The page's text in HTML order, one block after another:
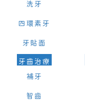
洗牙
四環素牙
牙貼面
牙齒治療
補牙
智齒